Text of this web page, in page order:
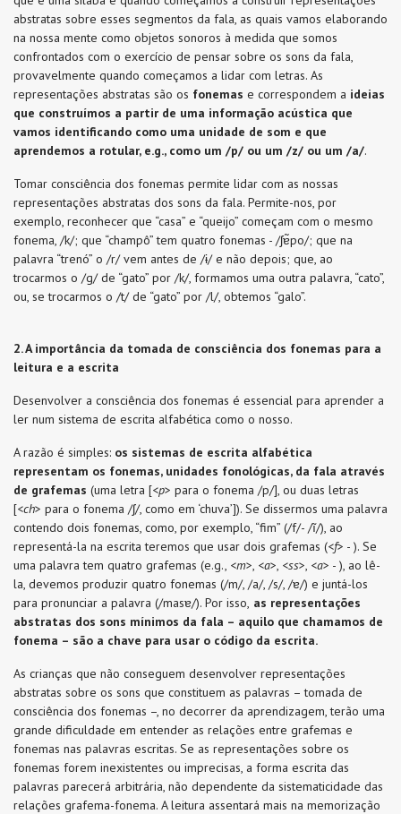
abstratas sobre esses segmentos da fala, as quais vamos elaborando
na nossa mente como objetos sonoros à medida que somos
confrontados com o exercício de pensar sobre os sons da fala,
provavelmente quando começamos a lidar com letras. As
representações abstratas são os fonemas e correspondem a ideias
que construímos a partir de uma informação acústica que
vamos identificando como uma unidade de som e que
aprendemos a rotular, e.g., como um /p/ ou um /z/ ou um /a/.
Tomar consciência dos fonemas permite lidar com as nossas
representações abstratas dos sons da fala. Permite-nos, por
exemplo, reconhecer que “casa” e “queijo” começam com o mesmo
fonema, /k/; que “champô” tem quatro fonemas - /ʃɐ̃po/; que na
palavra “trenó” o /r/ vem antes de /ɨ/ e não depois; que, ao
trocarmos o /g/ de “gato” por /k/, formamos uma outra palavra, “cato”,
ou, se trocarmos o /t/ de “gato” por /l/, obtemos “galo”.
2. A importância da tomada de consciência dos fonemas para a
leitura e a escrita
Desenvolver a consciência dos fonemas é essencial para aprender a
ler num sistema de escrita alfabética como o nosso.
A razão é simples: os sistemas de escrita alfabética
representam os fonemas, unidades fonológicas, da fala através
de grafemas (uma letra [<p> para o fonema /p/], ou duas letras
[<ch> para o fonema /ʃ/, como em ‘chuva’]). Se dissermos uma palavra
contendo dois fonemas, como, por exemplo, “fim” (/f/- /ĩ/), ao
representá-la na escrita teremos que usar dois grafemas (<f> - ). Se
uma palavra tem quatro grafemas (e.g., <m>, <a>, <ss>, <a> - ), ao lê-
la, devemos produzir quatro fonemas (/m/, /a/, /s/, /ɐ/) e juntá-los
para pronunciar a palavra (/masɐ/). Por isso, as representações
abstratas dos sons mínimos da fala – aquilo que chamamos de
fonema – são a chave para usar o código da escrita.
As crianças que não conseguem desenvolver representações
abstratas sobre os sons que constituem as palavras – tomada de
consciência dos fonemas –, no decorrer da aprendizagem, terão uma
grande dificuldade em entender as relações entre grafemas e
fonemas nas palavras escritas. Se as representações sobre os
fonemas forem inexistentes ou imprecisas, a forma escrita das
palavras parecerá arbitrária, não dependente da sistematicidade das
relações grafema-fonema. A leitura assentará mais na memorização